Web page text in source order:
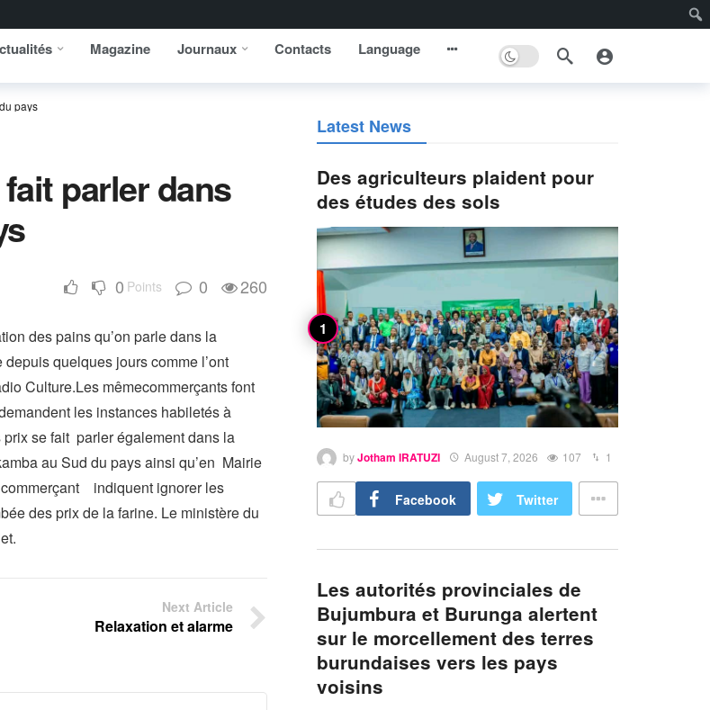
Magazine Journaux Contacts Language
pays
parler dans
0 Points 0 260
des pains qu’on parle dans la
quelques jours comme l’ont
Culture.Les mêmecommerçants font
les instances habiletés à
se fait parler également dans la
au Sud du pays ainsi qu’en Mairie
indiquent ignorer les
des prix de la farine. Le ministère du
Next Article
Relaxation et alarme
Latest News
Des agriculteurs plaident pour
des études des sols
byJotham IRATUZI August 7, 2026 107 1
Facebook Twitter
Les autorités provinciales de
Bujumbura et Burunga alertent
sur le morcellement des terres
burundaises vers les pays
voisins